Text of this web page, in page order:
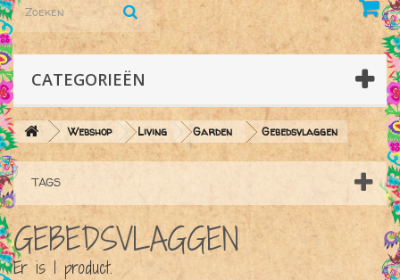
CATEGORIEËN
Webshop Living Garden Gebedsvlaggen
TAGS
GEBEDSVLAGGEN
Er is 1 product.